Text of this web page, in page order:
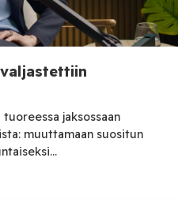
jaksossaan
muuttamaan suositun
oli kutsuttu Jessikka Aro,